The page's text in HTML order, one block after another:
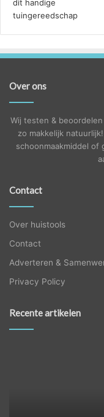
Over ons
Wij testen &
zo makkelijk
schoonmaakmiddel of
Contact
Over huistools
Contact
Adverteren &
Privacy Policy
Recente artikelen